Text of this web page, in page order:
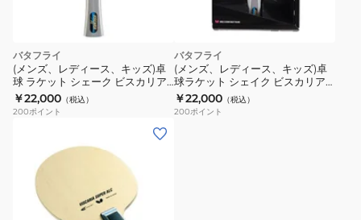
バタフライ
(メンズ、レディース、キッズ)卓
球 ラケット シェーク ビスカリア
FL 30041
￥22,000 （税込）
200ポイント
バタフライ
(メンズ、レディース、キッズ)卓
球ラケット シェイク ビスカリア
CS 24010
￥22,000 （税込）
200ポイント